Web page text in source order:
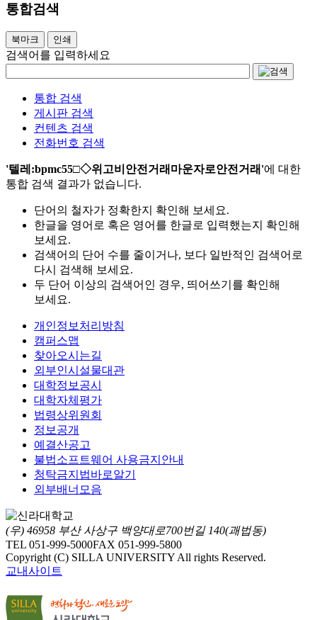
통합검색
북마크 인쇄
검색어를 입력하세요
통합 검색
게시판 검색
컨텐츠 검색
전화번호 검색
'텔레:bpmc55□◇위고비안전거래마운자로안전거래'에 대한
통합 검색 결과가 없습니다.
단어의 철자가 정확한지 확인해 보세요.
한글을 영어로 혹은 영어를 한글로 입력했는지 확인해
보세요.
검색어의 단어 수를 줄이거나, 보다 일반적인 검색어로
다시 검색해 보세요.
두 단어 이상의 검색어인 경우, 띄어쓰기를 확인해
보세요.
개인정보처리방침
캠퍼스맵
찾아오시는길
외부인시설물대관
대학정보공시
대학자체평가
법령상위원회
정보공개
예결산공고
불법소프트웨어 사용금지안내
청탁금지법바로알기
외부배너모음
(우) 46958 부산 사상구 백양대로700번길 140(괘법동)
TEL 051-999-5000FAX 051-999-5800
Copyright (C) SILLA UNIVERSITY All rights Reserved.
교내사이트